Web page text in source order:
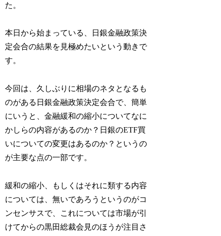
た。
本日から始まっている、日銀金融政策決
定会合の結果を見極めたいという動きで
す。
今回は、久しぶりに相場のネタとなるも
のがある日銀金融政策決定会合で、簡単
にいうと、金融緩和の縮小についてなに
かしらの内容があるのか？日銀のETF買
いについての変更はあるのか？というの
が主要な点の一部です。
緩和の縮小、もしくはそれに類する内容
については、無いであろうというのがコ
ンセンサスで、これについては市場が引
けてからの黒田総裁会見のほうが注目さ